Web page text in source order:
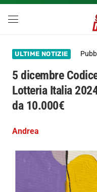
ULTIME NOTIZIE
5 dicembre
Lotteria Italia
da 10.000€
Andrea